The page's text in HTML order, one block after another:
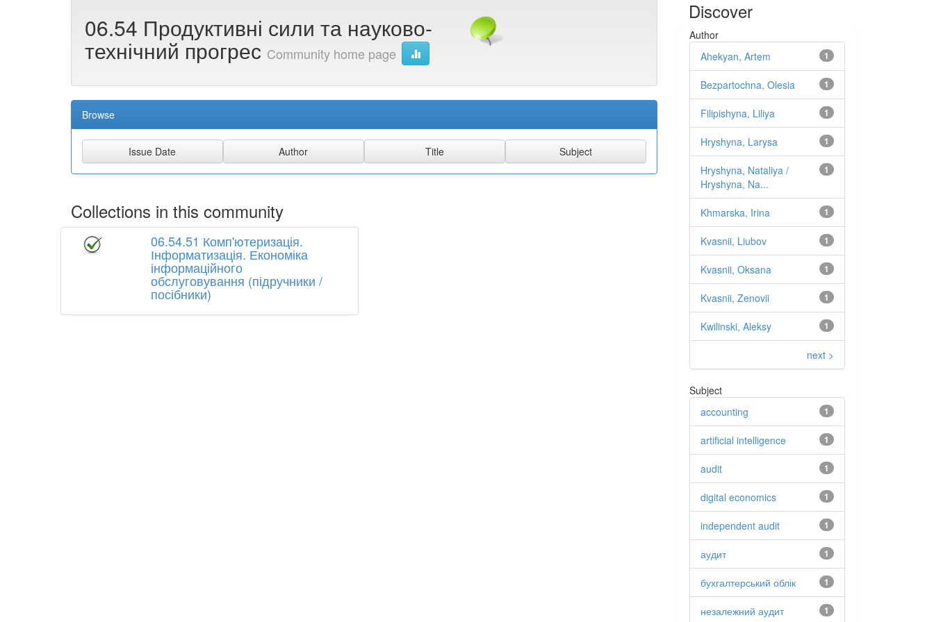
06.54 Продуктивні сили та науково-
технічний прогрес Community home page
Browse
Collections in this community
06.54.51 Комп'ютеризація.
Інформатизація. Економіка
інформаційного
обслуговування (підручники /
посібники)
Discover
Author
1
Ahekyan, Artem
1
Bezpartochna, Olesia
1
Filipishyna, Liliya
1
Hryshyna, Larysa
1
Hryshyna, Nataliya /
Hryshyna, Na...
1
Khmarska, Irina
1
Kvasnii, Liubov
1
Kvasnii, Oksana
1
Kvasnii, Zenovii
1
Kwilinski, Aleksy
next >
Subject
1
accounting
1
artificial intelligence
1
audit
1
digital economics
1
independent audit
1
аудит
1
бухгалтерський облік
1
незалежний аудит